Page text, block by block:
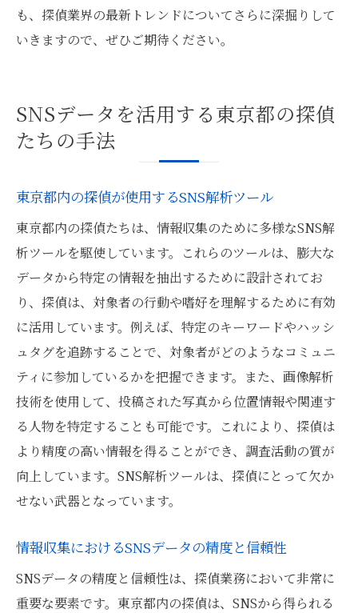
も、探偵業界の最新トレンドについてさらに深掘りして
いきますので、ぜひご期待ください。
SNSデータを活用する東京都の探偵
たちの手法
東京都内の探偵が使用するSNS解析ツール
東京都内の探偵たちは、情報収集のために多様なSNS解
析ツールを駆使しています。これらのツールは、膨大な
データから特定の情報を抽出するために設計されてお
り、探偵は、対象者の行動や嗜好を理解するために有効
に活用しています。例えば、特定のキーワードやハッシ
ュタグを追跡することで、対象者がどのようなコミュニ
ティに参加しているかを把握できます。また、画像解析
技術を使用して、投稿された写真から位置情報や関連す
る人物を特定することも可能です。これにより、探偵は
より精度の高い情報を得ることができ、調査活動の質が
向上しています。SNS解析ツールは、探偵にとって欠か
せない武器となっています。
情報収集におけるSNSデータの精度と信頼性
SNSデータの精度と信頼性は、探偵業務において非常に
重要な要素です。東京都内の探偵は、SNSから得られる